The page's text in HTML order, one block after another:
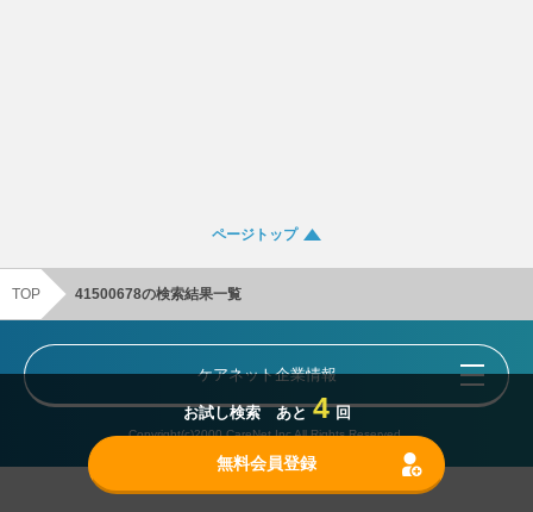
ページトップ
TOP 41500678の検索結果一覧
ケアネット企業情報
Copyright(c)2000 CareNet,Inc All Rights Reserved.
お試し検索 あと 4 回
無料会員登録